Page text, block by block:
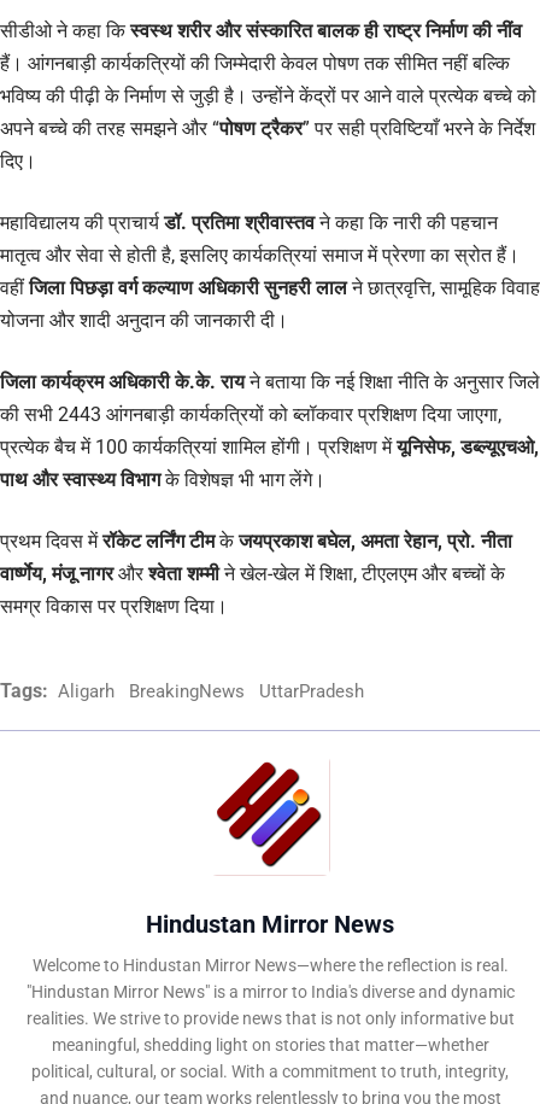
सीडीओ ने कहा किस्वस्थ शरीर और संस्कारित बालक ही राष्ट्र निर्माण की नींव
हैं। आंगनबाड़ी कार्यकत्रियों की जिम्मेदारी केवल पोषण तक सीमित नहीं बल्कि
भविष्य की पीढ़ी के निर्माण से जुड़ी है। उन्होंने केंद्रों पर आने वाले प्रत्येक बच्चे को
अपने बच्चे की तरह समझने और “पोषण ट्रैकर” पर सही प्रविष्टियाँ भरने के निर्देश
दिए।
महाविद्यालय की प्राचार्यडॉ. प्रतिमा श्रीवास्तवने कहा कि नारी की पहचान
मातृत्व और सेवा से होती है, इसलिए कार्यकत्रियां समाज में प्रेरणा का स्रोत हैं।
वहींजिला पिछड़ा वर्ग कल्याण अधिकारी सुनहरी लालने छात्रवृत्ति, सामूहिक विवाह
योजना और शादी अनुदान की जानकारी दी।
जिला कार्यक्रम अधिकारी के.के. रायने बताया कि नई शिक्षा नीति के अनुसार जिले
की सभी 2443 आंगनबाड़ी कार्यकत्रियों को ब्लॉकवार प्रशिक्षण दिया जाएगा,
प्रत्येक बैच में 100 कार्यकत्रियां शामिल होंगी। प्रशिक्षण मेंयूनिसेफ, डब्ल्यूएचओ,
पाथ और स्वास्थ्य विभागके विशेषज्ञ भी भाग लेंगे।
प्रथम दिवस मेंरॉकेट लर्निंग टीमकेजयप्रकाश बघेल, अमता रेहान, प्रो. नीता
वार्ष्णेय, मंजू नागरऔरश्वेता शम्मीने खेल-खेल में शिक्षा, टीएलएम और बच्चों के
समग्र विकास पर प्रशिक्षण दिया।
Tags: Aligarh BreakingNews UttarPradesh
Hindustan Mirror News
Welcome to Hindustan Mirror News—where the reflection is real.
"Hindustan Mirror News" is a mirror to India's diverse and dynamic
realities. We strive to provide news that is not only informative but
meaningful, shedding light on stories that matter—whether
political, cultural, or social. With a commitment to truth, integrity,
and nuance, our team works relentlessly to bring you the most